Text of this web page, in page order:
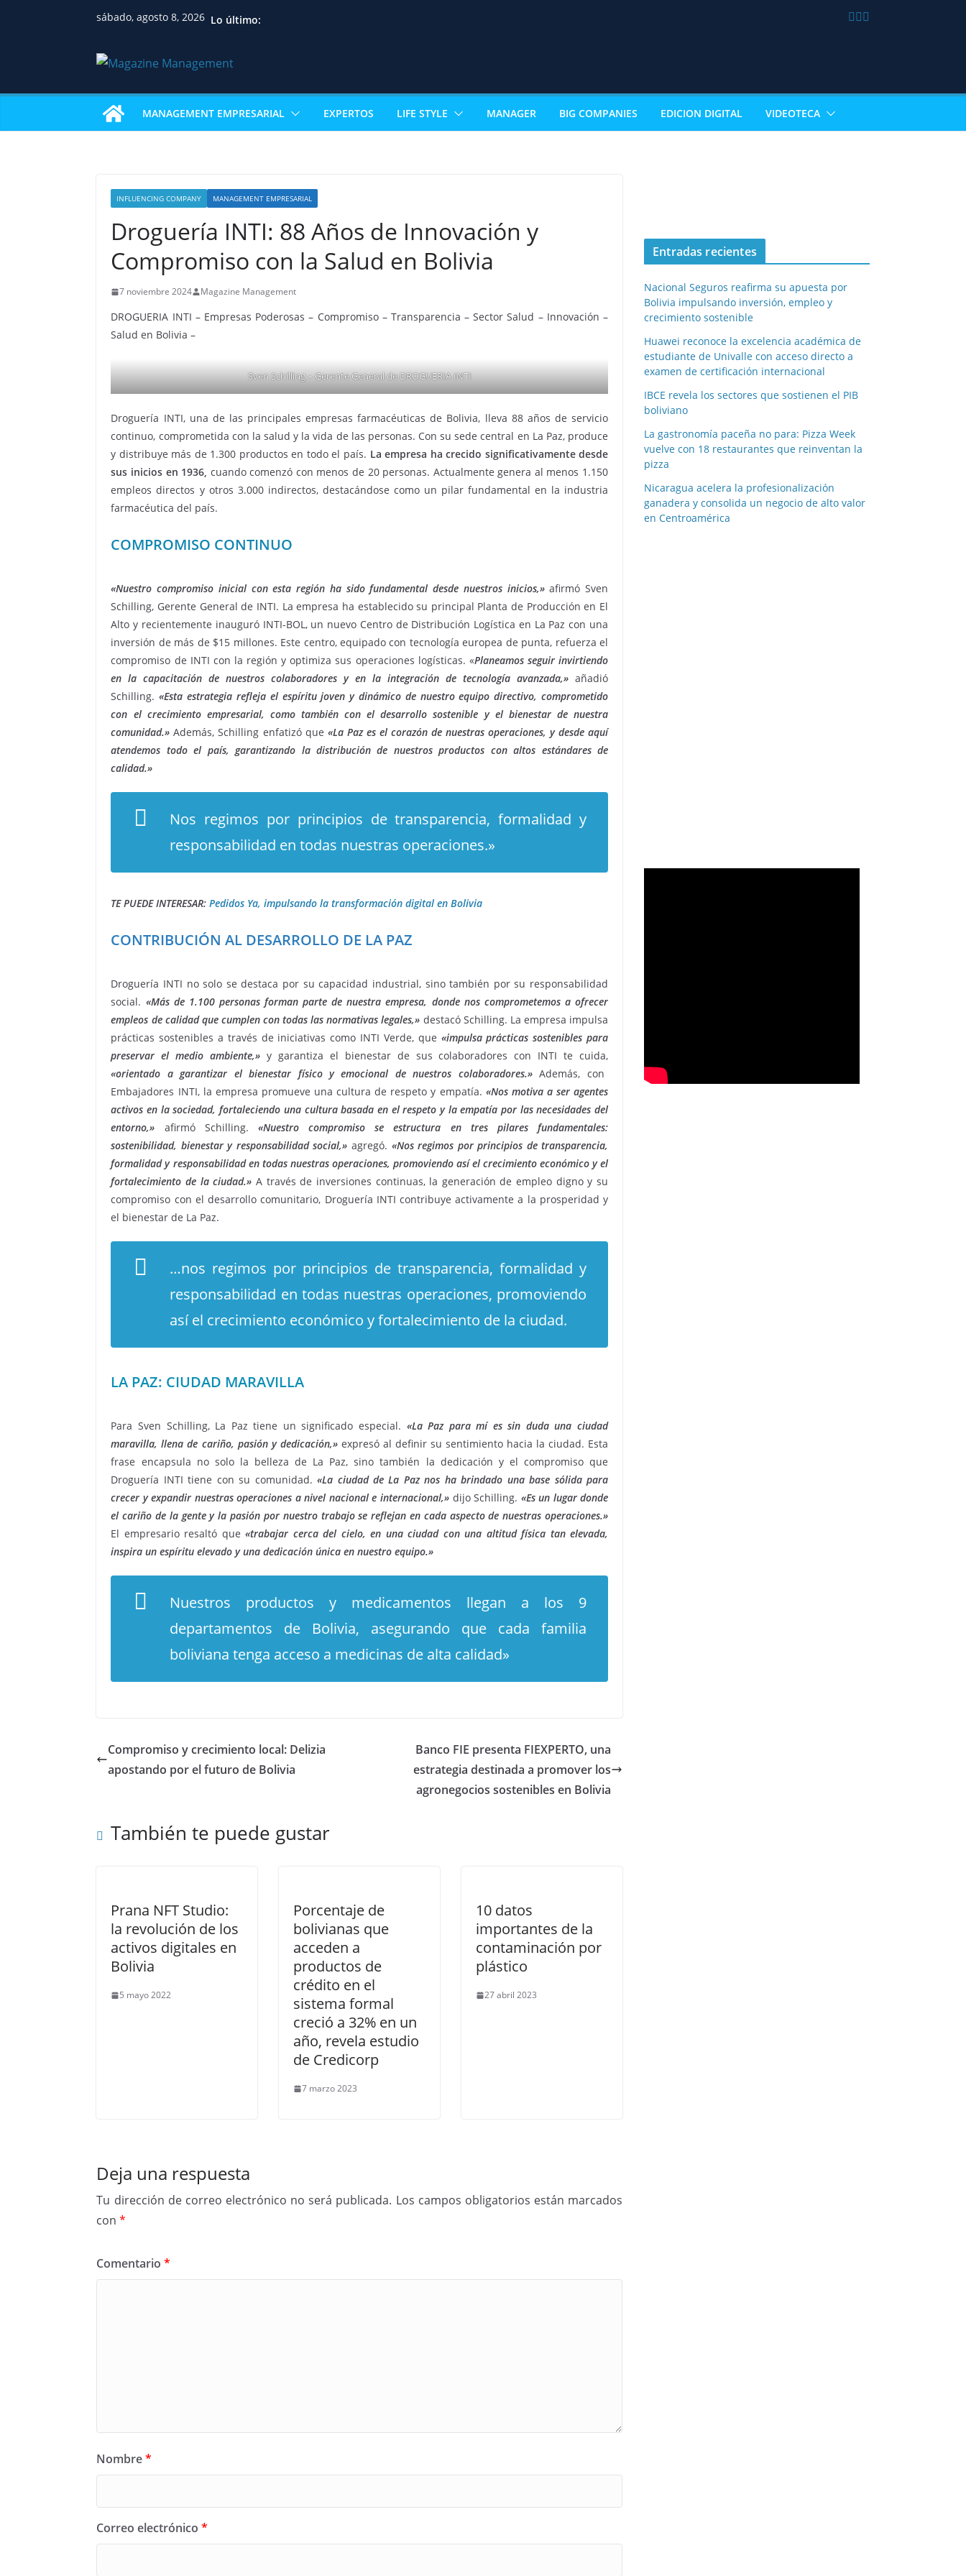
sábado, agosto 8, 2026 Lo último:
MANAGEMENT EMPRESARIAL EXPERTOS LIFE STYLE MANAGER BIG COMPANIES EDICION DIGITAL VIDEOTECA
INFLUENCING COMPANY MANAGEMENT EMPRESARIAL
Droguería INTI: 88 Años de Innovación y
Compromiso con la Salud en Bolivia
7 noviembre 2024 Magazine Management
DROGUERIA INTI – Empresas Poderosas – Compromiso – Transparencia – Sector Salud – Innovación –
Salud en Bolivia –
Sven Schilling – Gerente General de DROGUERIA INTI
Droguería INTI, una de las principales empresas farmacéuticas de Bolivia, lleva 88 años de servicio
continuo, comprometida con la salud y la vida de las personas. Con su sede central en La Paz, produce
y distribuye más de 1.300 productos en todo el país. La empresa ha crecido significativamente desde
sus inicios en 1936, cuando comenzó con menos de 20 personas. Actualmente genera al menos 1.150
empleos directos y otros 3.000 indirectos, destacándose como un pilar fundamental en la industria
farmacéutica del país.
COMPROMISO CONTINUO
«Nuestro compromiso inicial con esta región ha sido fundamental desde nuestros inicios,»afirmó Sven
Schilling, Gerente General de INTI. La empresa ha establecido su principal Planta de Producción en El
Alto y recientemente inauguró INTI-BOL, un nuevo Centro de Distribución Logística en La Paz con una
inversión de más de $15 millones. Este centro, equipado con tecnología europea de punta, refuerza el
compromiso de INTI con la región y optimiza sus operaciones logísticas. «Planeamos seguir invirtiendo
en la capacitación de nuestros colaboradores y en la integración de tecnología avanzada,» añadió
Schilling.«Esta estrategia refleja el espíritu joven y dinámico de nuestro equipo directivo, comprometido
con el crecimiento empresarial, como también con el desarrollo sostenible y el bienestar de nuestra
comunidad.»Además, Schilling enfatizó que «La Paz es el corazón de nuestras operaciones, y desde aquí
atendemos todo el país, garantizando la distribución de nuestros productos con altos estándares de
calidad.»
Nos regimos por principios de transparencia, formalidad y
responsabilidad en todas nuestras operaciones.»
TE PUEDE INTERESAR:Pedidos Ya, impulsando la transformación digital en Bolivia
CONTRIBUCIÓN AL DESARROLLO DE LA PAZ
Droguería INTI no solo se destaca por su capacidad industrial, sino también por su responsabilidad
social. «Más de 1.100 personas forman parte de nuestra empresa, donde nos comprometemos a ofrecer
empleos de calidad que cumplen con todas las normativas legales,» destacó Schilling. La empresa impulsa
prácticas sostenibles a través de iniciativas como INTI Verde, que «impulsa prácticas sostenibles para
preservar el medio ambiente,»y garantiza el bienestar de sus colaboradores con INTI te cuida,
«orientado a garantizar el bienestar físico y emocional de nuestros colaboradores.»Además, con
Embajadores INTI, la empresa promueve una cultura de respeto y empatía. «Nos motiva a ser agentes
activos en la sociedad, fortaleciendo una cultura basada en el respeto y la empatía por las necesidades del
entorno,» afirmó Schilling. «Nuestro compromiso se estructura en tres pilares fundamentales:
sostenibilidad, bienestar y responsabilidad social,» agregó. «Nos regimos por principios de transparencia,
formalidad y responsabilidad en todas nuestras operaciones, promoviendo así el crecimiento económico y el
fortalecimiento de la ciudad.» A través de inversiones continuas, la generación de empleo digno y su
compromiso con el desarrollo comunitario, Droguería INTI contribuye activamente a la prosperidad y
el bienestar de La Paz.
…nos regimos por principios de transparencia, formalidad y
responsabilidad en todas nuestras operaciones, promoviendo
así el crecimiento económico y fortalecimiento de la ciudad.
LA PAZ: CIUDAD MARAVILLA
Para Sven Schilling, La Paz tiene un significado especial. «La Paz para mí es sin duda una ciudad
maravilla, llena de cariño, pasión y dedicación,» expresó al definir su sentimiento hacia la ciudad. Esta
frase encapsula no solo la belleza de La Paz, sino también la dedicación y el compromiso que
Droguería INTI tiene con su comunidad.«La ciudad de La Paz nos ha brindado una base sólida para
crecer y expandir nuestras operaciones a nivel nacional e internacional,» dijo Schilling. «Es un lugar donde
el cariño de la gente y la pasión por nuestro trabajo se reflejan en cada aspecto de nuestras operaciones.»
El empresario resaltó que«trabajar cerca del cielo, en una ciudad con una altitud física tan elevada,
inspira un espíritu elevado y una dedicación única en nuestro equipo.»
Nuestros productos y medicamentos llegan a los 9
departamentos de Bolivia, asegurando que cada familia
boliviana tenga acceso a medicinas de alta calidad»
Compromiso y crecimiento local: Delizia
apostando por el futuro de Bolivia
Banco FIE presenta FIEXPERTO, una
estrategia destinada a promover los
agronegocios sostenibles en Bolivia
También te puede gustar
Prana NFT Studio:
la revolución de los
activos digitales en
Bolivia
5 mayo 2022
Porcentaje de
bolivianas que
acceden a
productos de
crédito en el
sistema formal
creció a 32% en un
año, revela estudio
de Credicorp
7 marzo 2023
10 datos
importantes de la
contaminación por
plástico
27 abril 2023
Deja una respuesta
Tu dirección de correo electrónico no será publicada. Los campos obligatorios están marcados
con*
Comentario*
Nombre*
Correo electrónico*
Entradas recientes
Nacional Seguros reafirma su apuesta por
Bolivia impulsando inversión, empleo y
crecimiento sostenible
Huawei reconoce la excelencia académica de
estudiante de Univalle con acceso directo a
examen de certificación internacional
IBCE revela los sectores que sostienen el PIB
boliviano
La gastronomía paceña no para: Pizza Week
vuelve con 18 restaurantes que reinventan la
pizza
Nicaragua acelera la profesionalización
ganadera y consolida un negocio de alto valor
en Centroamérica